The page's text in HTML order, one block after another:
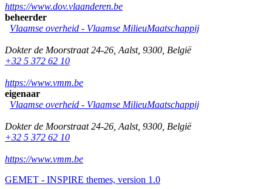
https://www.dov.vlaanderen.be
beheerder
Vlaamse overheid - Vlaamse MilieuMaatschappij
Dokter de Moorstraat 24-26 Aalst, 9300 België
+32 5 372 62 10
https://www.vmm.be
eigenaar
Vlaamse overheid - Vlaamse MilieuMaatschappij
Dokter de Moorstraat 24-26 Aalst, 9300 België
+32 5 372 62 10
https://www.vmm.be
GEMET - INSPIRE themes, version 1.0